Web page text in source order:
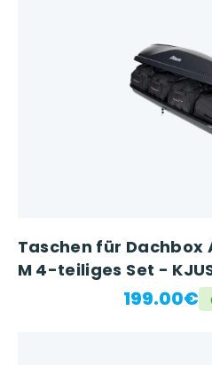
Taschen für Dachbox
M 4-teiliges Set -
199.00€